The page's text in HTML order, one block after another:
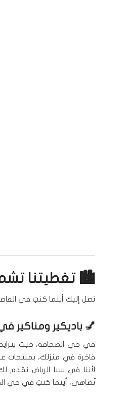
🏙️ تغطيتنا
نصل إليك أينما كنتِ في
💅 باديكير ومناكير
في حي الصحافة، حيث
فاخرة في منزلك، بمنتجات
لأننا في سبا الرياض نقدم
تُضاهى، أينما كنتِ في حي